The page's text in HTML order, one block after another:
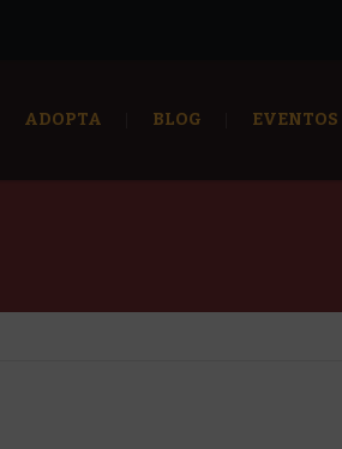
ADOPTA BLOG EVENTOS